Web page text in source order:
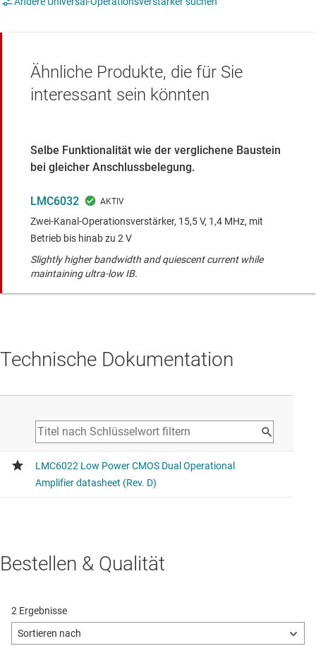
Ähnliche Produkte, die für Sie
interessant sein könnten
Selbe Funktionalität wie der verglichene Baustein
bei gleicher Anschlussbelegung.
LMC6032
Zwei-Kanal-Operationsverstärker, 15,5 V, 1,4 MHz, mit
Betrieb bis hinab zu 2 V
Slightly higher bandwidth and quiescent current while
maintaining ultra-low IB.
Technische Dokumentation
Bestellen & Qualität